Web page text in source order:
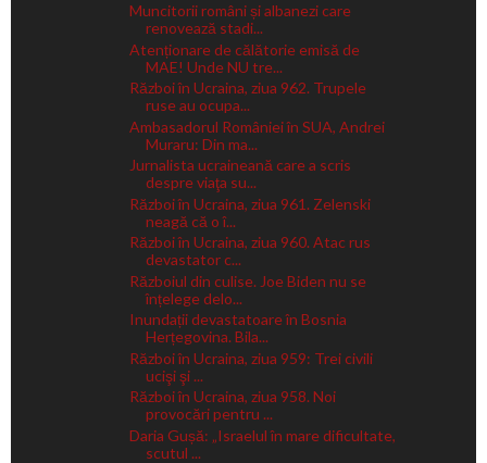
Muncitorii români și albanezi care
renovează stadi...
Atenționare de călătorie emisă de
MAE! Unde NU tre...
Război în Ucraina, ziua 962. Trupele
ruse au ocupa...
Ambasadorul României în SUA, Andrei
Muraru: Din ma...
Jurnalista ucraineană care a scris
despre viaţa su...
Război în Ucraina, ziua 961. Zelenski
neagă că o î...
Război în Ucraina, ziua 960. Atac rus
devastator c...
Războiul din culise. Joe Biden nu se
înțelege delo...
Inundații devastatoare în Bosnia
Herțegovina. Bila...
Război în Ucraina, ziua 959: Trei civili
ucişi şi ...
Război în Ucraina, ziua 958. Noi
provocări pentru ...
Daria Gușă: „Israelul în mare dificultate,
scutul ...